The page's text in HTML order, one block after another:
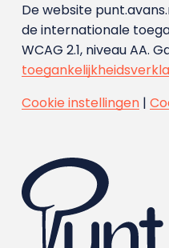
De website
de internationale
WCAG 2.1, niveau AA.
Cookie instellingen|